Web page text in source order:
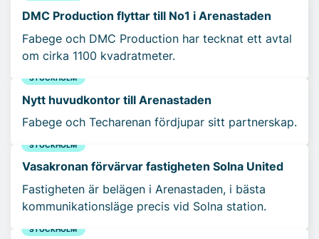
DMC Production flyttar till No1 i Arenastaden
Fabege och DMC Production har tecknat ett avtal
om cirka 1100 kvadratmeter.
STOCKHOLM
Nytt huvudkontor till Arenastaden
Fabege och Techarenan fördjupar sitt partnerskap.
STOCKHOLM
Vasakronan förvärvar fastigheten Solna United
Fastigheten är belägen i Arenastaden, i bästa
kommunikationsläge precis vid Solna station.
STOCKHOLM